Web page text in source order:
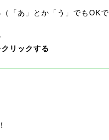
（「あ」とか「う」でもOKで
クリックする